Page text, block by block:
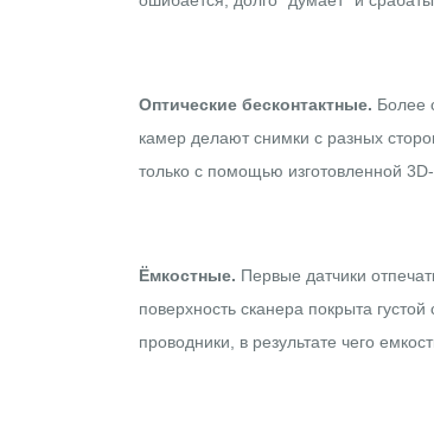
Оптические бесконтактные. Более
камер делают снимки с разных
только с помощью изготовленной
Ёмкостные. Первые датчики
поверхность сканера покрыта
проводники, в результате чего